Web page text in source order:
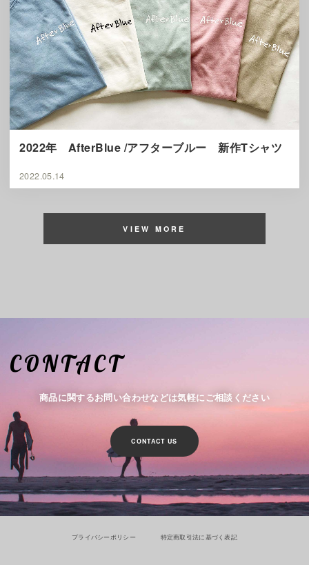
2022年 AfterBlue /アフターブルー 新作Tシャツ
2022.05.14
VIEW MORE
CONTACT
商品に関するお問い合わせなどは気軽にご相談ください
CONTACT US
プライバシーポリシー 特定商取引法に基づく表記